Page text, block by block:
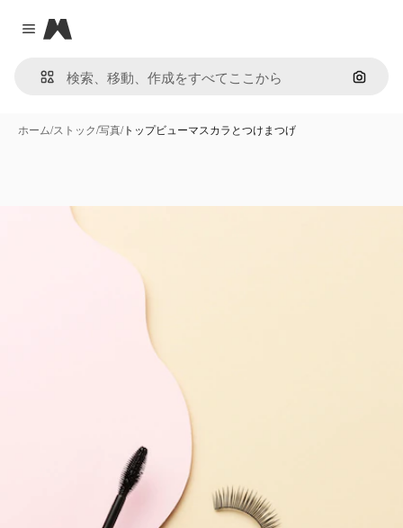
Close menu
Magnific
画像で
ホーム/ストック/写真/トップビューマスカラとつけまつげ